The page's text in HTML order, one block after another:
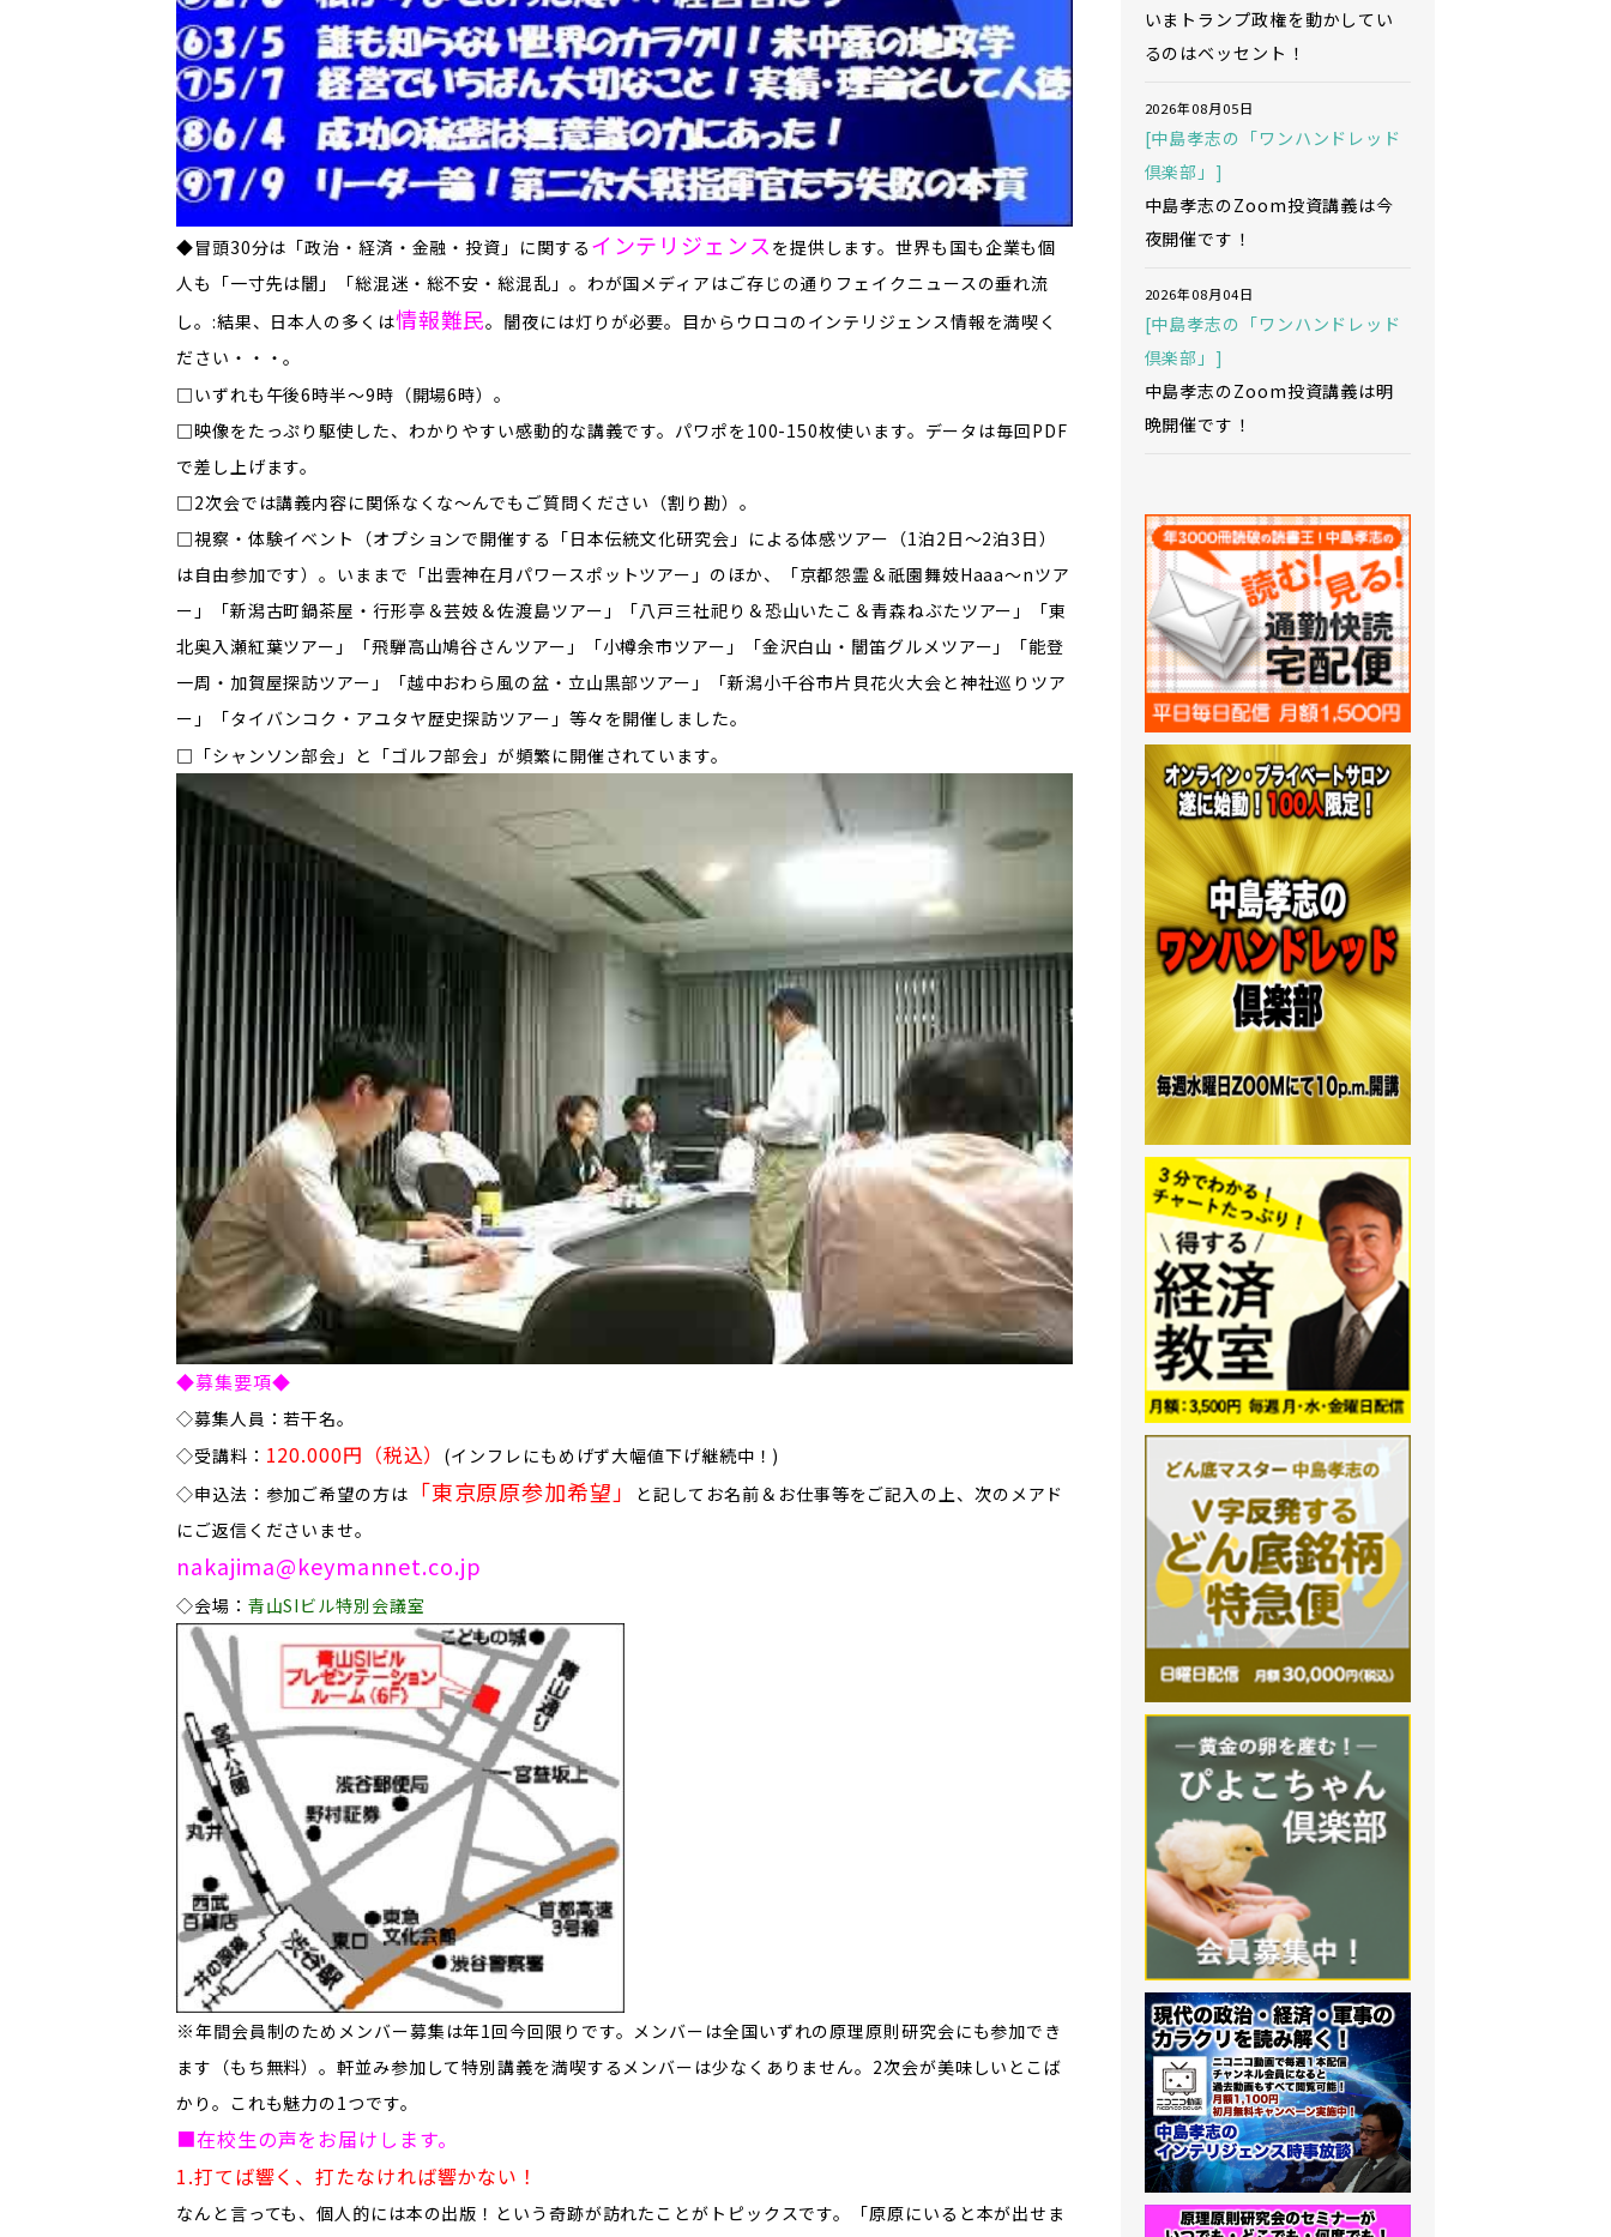
◆冒頭30分は「政治・経済・金融・投資」に関する インテリジェンス を提供します。世界も国も企業も個
人も「一寸先は闇」「総混迷・総不安・総混乱」。わが国メディアはご存じの通りフェイクニュースの垂れ流
し。:結果、日本人の多くは情報難民。闇夜には灯りが必要。目からウロコのインテリジェンス情報を満喫く
ださい・・・。
​□いずれも午後6時半～9時（開場6時）。
□映像をたっぷり駆使した、わかりやすい感動的な講義です。パワポを100-150枚使います。データは毎回PDF
で差し上げます。
□2次会では講義内容に関係なくな～んでもご質問ください（割り勘）。
□視察・体験イベント（オプションで開催する「日本伝統文化研究会」による体感ツアー（1泊2日～2泊3日）
は自由参加です）。 いままで「出雲神在月パワースポットツアー」のほか、「京都怨霊＆祇園舞妓Haaa～nツア
ー」「新潟古町鍋茶屋・行形亭＆芸妓＆佐渡島ツアー」「八戸三社祀り＆恐山いたこ＆青森ねぶたツアー」「東
北奥入瀬紅葉ツアー」「飛騨高山鳩谷さんツアー」「小樽余市ツアー」「金沢白山・闇笛グルメツアー」「能登
一周・加賀屋探訪ツアー」「越中おわら風の盆・立山黒部ツアー」「新潟小千谷市片貝花火大会と神社巡りツア
ー」「タイバンコク・アユタヤ歴史探訪ツアー」等々を開催しました。
□「シャンソン部会」と「ゴルフ部会」が頻繁に開催されています。
◆募集要項◆
◇募集人員：若干名。
◇受講料： 120.000円（税込）
(インフレにもめげず大幅値下げ継続中！)
​◇申込法：参加ご希望の方は 「東京原原参加希望」
と記してお名前＆お仕事等をご記入の上、次のメアド
にご返信くださいませ。
nakajima@keymannet.co.jp
​◇会場： 青山SIビル特別会議室
​※年間会員制のためメンバー募集は年1回今回限りです。メンバーは全国いずれの原理原則研究会にも参加でき
ます（もち無料）。軒並み参加して特別講義を満喫するメンバーは少なくありません。2次会が美味しいとこば
かり。これも魅力の1つです。
​■在校生の声をお届けします。
1.打てば響く、打たなければ響かない！
なんと言っても、個人的には本の出版！という奇跡が訪れたことがトピックスです。「原原にいると本が出せま
いまトランプ政権を動かしてい
るのはベッセント！
2026年08月05日
[中島孝志の「ワンハンドレッド
倶楽部」]
中島孝志のZoom投資講義は今
夜開催です！
2026年08月04日
[中島孝志の「ワンハンドレッド
倶楽部」]
中島孝志のZoom投資講義は明
晩開催です！